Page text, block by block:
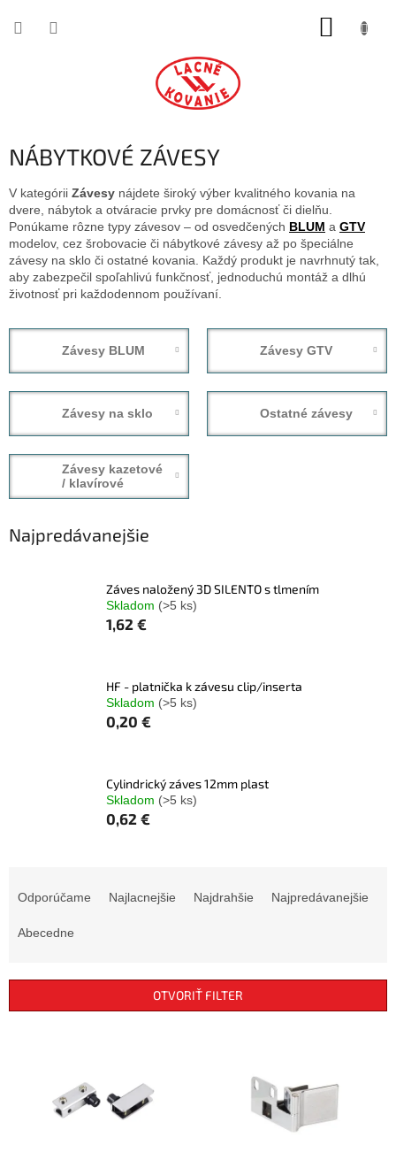
NÁBYTKOVÉ ZÁVESY
V kategórii Závesy nájdete široký výber kvalitného kovania na
dvere, nábytok a otváracie prvky pre domácnosť či dielňu.
Ponúkame rôzne typy závesov – od osvedčených BLUM a GTV
modelov, cez šrobovacie či nábytkové závesy až po špeciálne
závesy na sklo či ostatné kovania. Každý produkt je navrhnutý tak,
aby zabezpečil spoľahlivú funkčnosť, jednoduchú montáž a dlhú
životnosť pri každodennom používaní.
Závesy BLUM Závesy GTV
Závesy na sklo Ostatné závesy
Závesy kazetové
/ klavírové
Najpredávanejšie
Záves naložený 3D SILENTO s tlmením
Skladom (>5 ks)
1,62 €
HF - platnička k závesu clip/inserta
Skladom (>5 ks)
0,20 €
Cylindrický záves 12mm plast
Skladom (>5 ks)
0,62 €
p
Odporúčame Najlacnejšie Najdrahšie Najpredávanejšie
Abecedne
OTVORIŤ FILTER